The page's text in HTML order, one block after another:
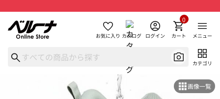
お気に入り カタログ ログイン カート
0
メニュー
カテゴリ
画像一覧